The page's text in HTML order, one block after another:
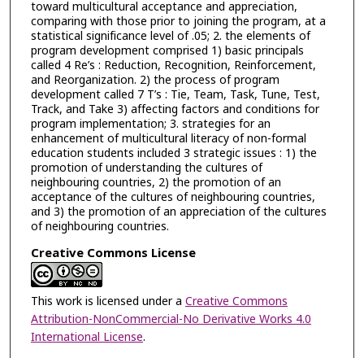
toward multicultural acceptance and appreciation,
comparing with those prior to joining the program, at a
statistical significance level of .05; 2. the elements of
program development comprised 1) basic principals
called 4 Re’s : Reduction, Recognition, Reinforcement,
and Reorganization. 2) the process of program
development called 7 T’s : Tie, Team, Task, Tune, Test,
Track, and Take 3) affecting factors and conditions for
program implementation; 3. strategies for an
enhancement of multicultural literacy of non-formal
education students included 3 strategic issues : 1) the
promotion of understanding the cultures of
neighbouring countries, 2) the promotion of an
acceptance of the cultures of neighbouring countries,
and 3) the promotion of an appreciation of the cultures
of neighbouring countries.
Creative Commons License
This work is licensed under a Creative Commons
Attribution-NonCommercial-No Derivative Works 4.0
International License.